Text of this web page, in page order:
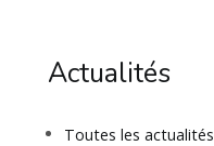
Actualités
Toutes les actualités